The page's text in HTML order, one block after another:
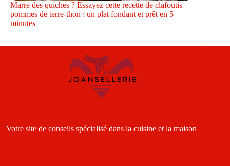
Marre des quiches ? Essayez cette recette de clafoutis
pommes de terre-thon : un plat fondant et prêt en 5
minutes
Votre site de conseils spécialisé dans la cuisine et la maison